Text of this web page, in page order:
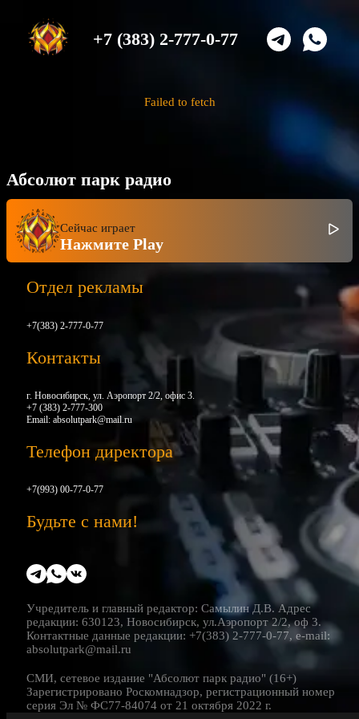
+7 (383) 2-777-0-77
Failed to fetch
Абсолют парк радио
Сейчас играет
Нажмите Play
Отдел рекламы
+7(383) 2-777-0-77
Контакты
г. Новосибирск, ул. Аэропорт 2/2, офис 3.
+7 (383) 2-777-300
Email: absolutpark@mail.ru
Телефон директора
+7(993) 00-77-0-77
Будьте с нами!
Учредитель и главный редактор: Самылин Д.В. Адрес
редакции: 630123, Новосибирск, ул.Аэропорт 2/2, оф 3.
Контактные данные редакции: +7(383) 2-777-0-77, e-mail:
absolutpark@mail.ru
СМИ, сетевое издание "Абсолют парк радио" (16+)
Зарегистрировано Роскомнадзор, регистрационный номер
серия Эл № ФС77-84074 от 21 октября 2022 г.